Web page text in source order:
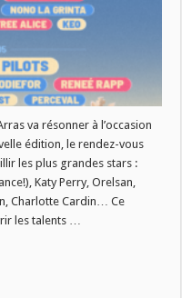
va résonner à l’occasion
édition, le rendez-vous
les plus grandes stars :
Katy Perry, Orelsan,
Charlotte Cardin… Ce
les talents …